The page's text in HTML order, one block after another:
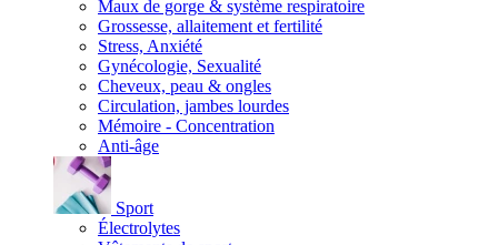
Maux de gorge & système respiratoire
Grossesse, allaitement et fertilité
Stress, Anxiété
Gynécologie, Sexualité
Cheveux, peau & ongles
Circulation, jambes lourdes
Mémoire - Concentration
Anti-âge
Sport
Électrolytes